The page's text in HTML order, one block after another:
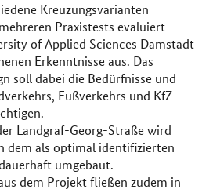
Kreuzungsvarianten
Praxistests evaluiert
of Applied Sciences Damstadt
Erkenntnisse aus. Das
soll dabei die Bedürfnisse und
Fußverkehrs und KfZ-
Landgraf-Georg-Straße wird
dem als optimal identifizierten
umgebaut.
dem Projekt fließen zudem in